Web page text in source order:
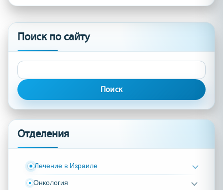
Поиск по сайту
Найти:
Отделения
Лечение в Израиле
Онкология